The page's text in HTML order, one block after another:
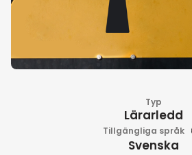
Typ
Lärarledd
Tillgängliga språk
Svenska